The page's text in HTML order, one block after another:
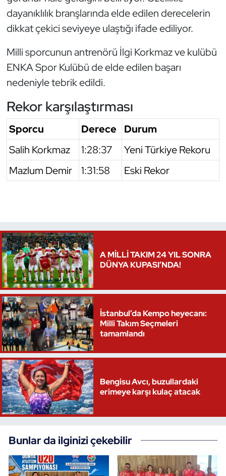
dayanıklılık branşlarında elde edilen derecelerin
dikkat çekici seviyeye ulaştığı ifade ediliyor.
Milli sporcunun antrenörü İlgi Korkmaz ve kulübü
ENKA Spor Kulübü de elde edilen başarı
nedeniyle tebrik edildi.
Rekor karşılaştırması
Sporcu Derece
Durum
Salih Korkmaz
1:28:37
Yeni Türkiye Rekoru
Mazlum Demir
1:31:58 Eski Rekor
A MİLLİ TAKIM 24 YIL SONRA
DÜNYA KUPASI’NDA!
İstanbul’da Kempo heyecanı:
Milli Takım Seçmeleri
tamamlandı
Bengisu Avcı, buzullardaki
erimeye karşı kulaç atacak
Bunlar da ilginizi çekebilir
Triatlon
Vücut Geliştirme Fitness
Yüzme